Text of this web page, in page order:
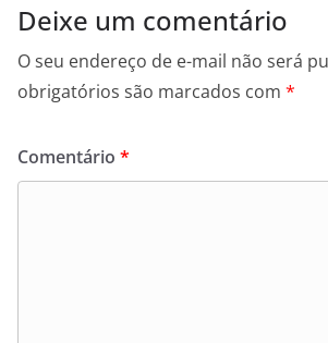
Deixe um comentário
O seu endereço de e-mail não será
obrigatórios são marcados com *
Comentário *